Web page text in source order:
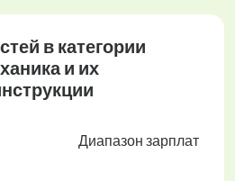
в категории
и их
Диапазон зарплат